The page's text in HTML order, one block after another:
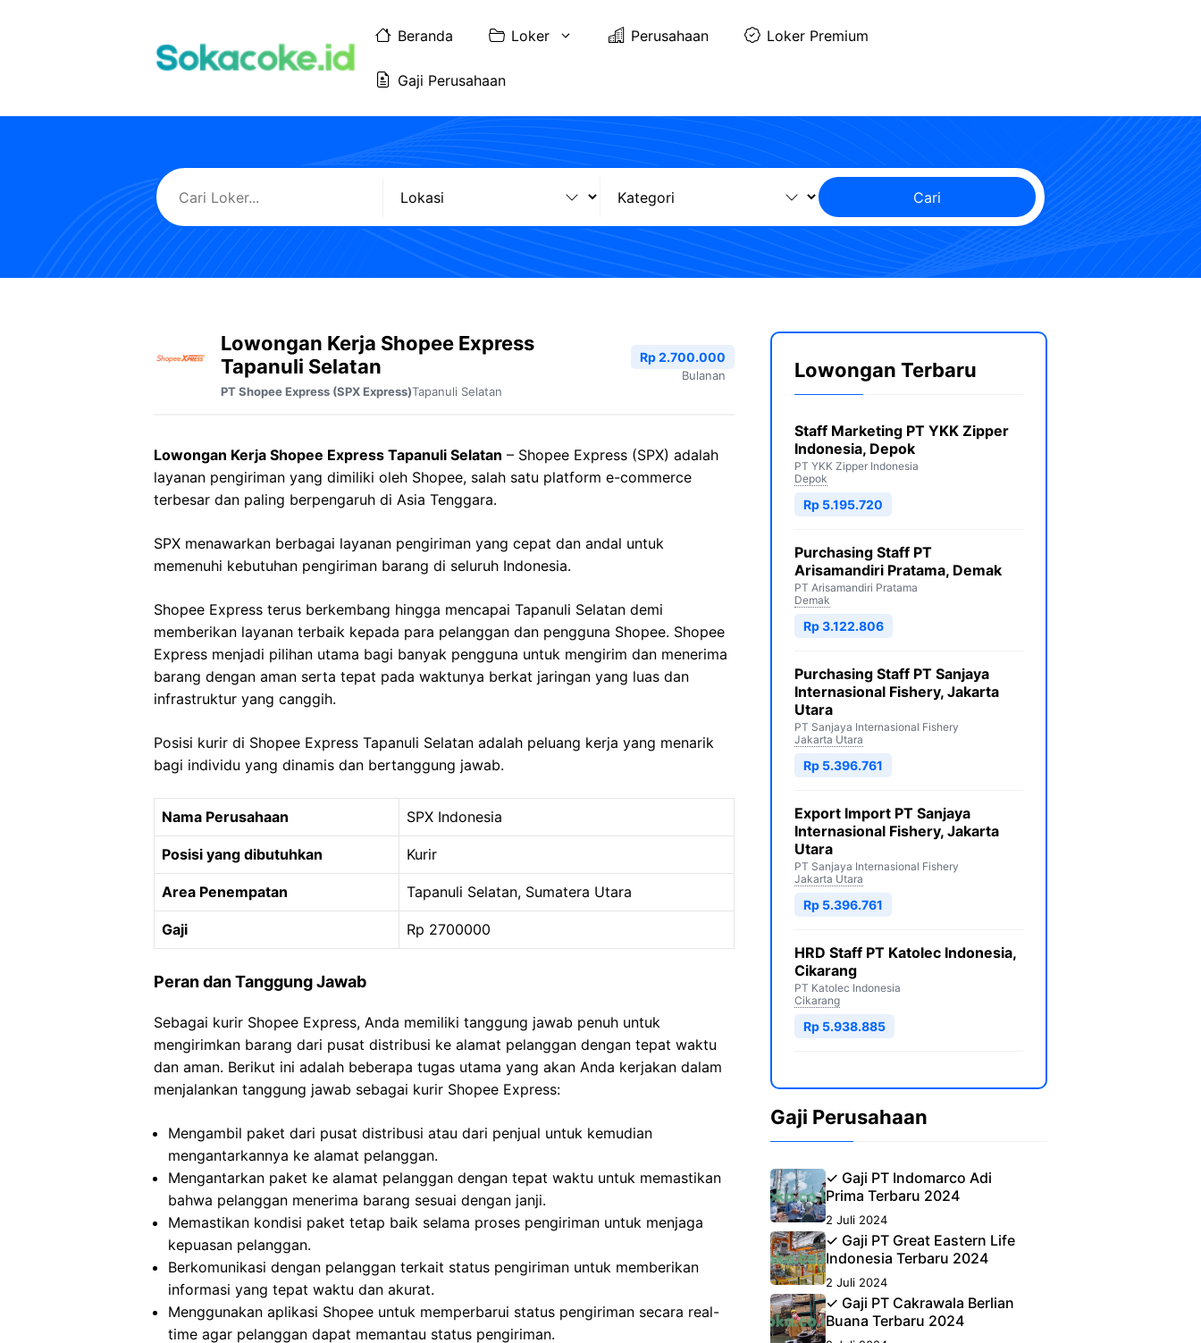
Beranda Loker Perusahaan Loker Premium
Gaji Perusahaan
Cari
Lowongan Kerja Shopee Express
Tapanuli Selatan
PT Shopee Express (SPX Express)Tapanuli Selatan
Rp 2.700.000
Bulanan
Lowongan Kerja Shopee Express Tapanuli Selatan – Shopee Express (SPX) adalah
layanan pengiriman yang dimiliki oleh Shopee, salah satu platform e-commerce
terbesar dan paling berpengaruh di Asia Tenggara.
SPX menawarkan berbagai layanan pengiriman yang cepat dan andal untuk
memenuhi kebutuhan pengiriman barang di seluruh Indonesia.
Shopee Express terus berkembang hingga mencapai Tapanuli Selatan demi
memberikan layanan terbaik kepada para pelanggan dan pengguna Shopee. Shopee
Express menjadi pilihan utama bagi banyak pengguna untuk mengirim dan menerima
barang dengan aman serta tepat pada waktunya berkat jaringan yang luas dan
infrastruktur yang canggih.
Posisi kurir di Shopee Express Tapanuli Selatan adalah peluang kerja yang menarik
bagi individu yang dinamis dan bertanggung jawab.
Nama Perusahaan SPX Indonesia
Posisi yang dibutuhkan Kurir
Area Penempatan Tapanuli Selatan, Sumatera Utara
Gaji Rp 2700000
Peran dan Tanggung Jawab
Sebagai kurir Shopee Express, Anda memiliki tanggung jawab penuh untuk
mengirimkan barang dari pusat distribusi ke alamat pelanggan dengan tepat waktu
dan aman. Berikut ini adalah beberapa tugas utama yang akan Anda kerjakan dalam
menjalankan tanggung jawab sebagai kurir Shopee Express:
Mengambil paket dari pusat distribusi atau dari penjual untuk kemudian
mengantarkannya ke alamat pelanggan.
Mengantarkan paket ke alamat pelanggan dengan tepat waktu untuk memastikan
bahwa pelanggan menerima barang sesuai dengan janji.
Memastikan kondisi paket tetap baik selama proses pengiriman untuk menjaga
kepuasan pelanggan.
Berkomunikasi dengan pelanggan terkait status pengiriman untuk memberikan
informasi yang tepat waktu dan akurat.
Menggunakan aplikasi Shopee untuk memperbarui status pengiriman secara real-
time agar pelanggan dapat memantau status pengiriman.
Lowongan Terbaru
Staff Marketing PT YKK Zipper
Indonesia, Depok
PT YKK Zipper Indonesia
Depok
Rp 5.195.720
Purchasing Staff PT
Arisamandiri Pratama, Demak
PT Arisamandiri Pratama
Demak
Rp 3.122.806
Purchasing Staff PT Sanjaya
Internasional Fishery, Jakarta
Utara
PT Sanjaya Internasional Fishery
Jakarta Utara
Rp 5.396.761
Export Import PT Sanjaya
Internasional Fishery, Jakarta
Utara
PT Sanjaya Internasional Fishery
Jakarta Utara
Rp 5.396.761
HRD Staff PT Katolec Indonesia,
Cikarang
PT Katolec Indonesia
Cikarang
Rp 5.938.885
Gaji Perusahaan
✓ Gaji PT Indomarco Adi
Prima Terbaru 2024
2 Juli 2024
✓ Gaji PT Great Eastern Life
Indonesia Terbaru 2024
2 Juli 2024
✓ Gaji PT Cakrawala Berlian
Buana Terbaru 2024